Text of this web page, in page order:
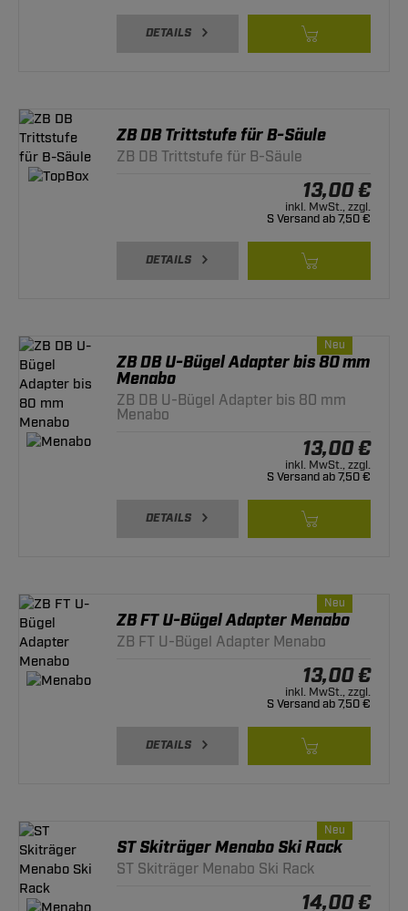
DETAILS
ZB DB Trittstufe für B-Säule
ZB DB Trittstufe für B-Säule
13,00 €
inkl. MwSt., zzgl.
S Versand ab 7,50 €
DETAILS
Neu
ZB DB U-Bügel Adapter bis 80 mm
Menabo
ZB DB U-Bügel Adapter bis 80 mm
Menabo
13,00 €
inkl. MwSt., zzgl.
S Versand ab 7,50 €
DETAILS
Neu
ZB FT U-Bügel Adapter Menabo
ZB FT U-Bügel Adapter Menabo
13,00 €
inkl. MwSt., zzgl.
S Versand ab 7,50 €
DETAILS
Neu
ST Skiträger Menabo Ski Rack
ST Skiträger Menabo Ski Rack
14,00 €